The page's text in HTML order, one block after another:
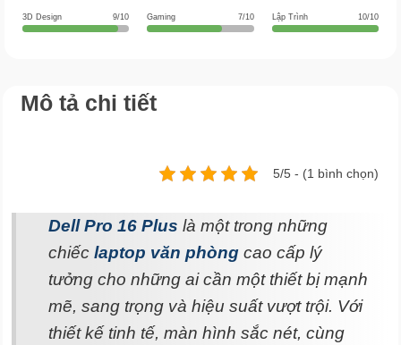
3D Design 9/10 Gaming 7/10 Lập Trình 10/10
Mô tả chi tiết
5/5 - (1 bình chọn)
Dell Pro 16 Plus là một trong những
chiếc laptop văn phòng cao cấp lý
tưởng cho những ai cần một thiết bị mạnh
mẽ, sang trọng và hiệu suất vượt trội. Với
thiết kế tinh tế, màn hình sắc nét, cùng